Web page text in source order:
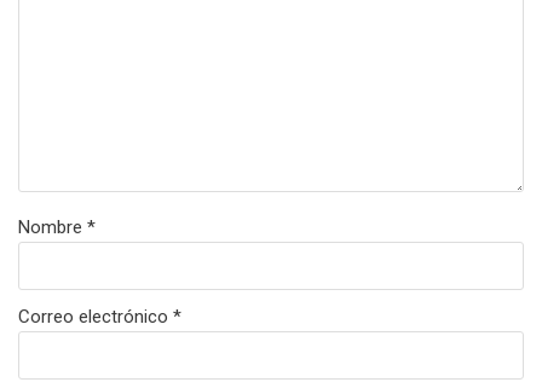
Nombre *
Correo electrónico *